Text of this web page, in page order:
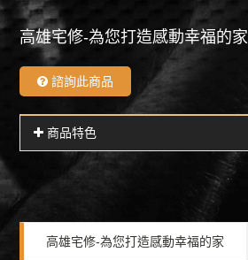
高雄宅修-為您打造感動幸福的家
諮詢此商品
商品特色
高雄宅修-為您打造感動幸福的家